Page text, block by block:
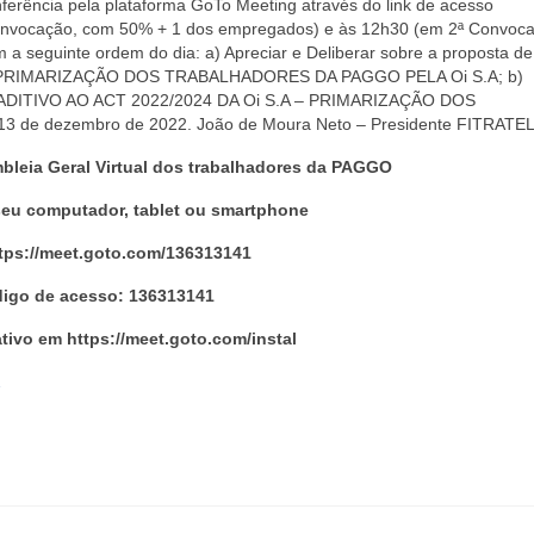
pela plataforma GoTo Meeting através do link de acesso
com 50% + 1 dos empregados) e às 12h30 (em 2ª
a seguinte ordem do dia: a) Apreciar e Deliberar sobre a proposta de
DOS TRABALHADORES DA PAGGO PELA Oi S.A; b)
AO ACT 2022/2024 DA Oi S.A – PRIMARIZAÇÃO DOS
de dezembro de 2022. João de Moura Neto – Presidente
Geral Virtual dos trabalhadores da PAGGO
computador, tablet ou smartphone
meet.goto.com/136313141
de acesso: 136313141
em https://meet.goto.com/instal